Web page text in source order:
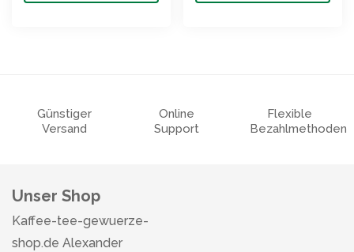
Günstiger
Versand
Online
Support
Flexible
Bezahlmethoden
Unser Shop
Kaffee-tee-gewuerze-
shop.de Alexander